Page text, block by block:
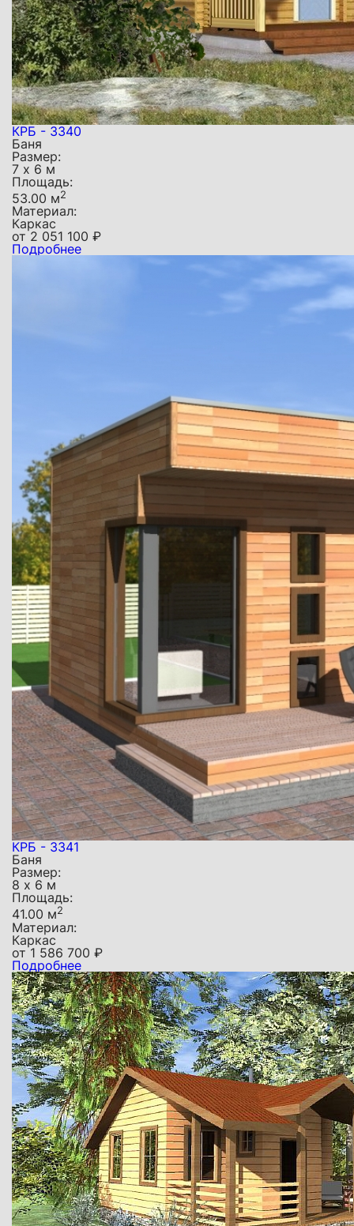
КРБ - 3340
Баня
Размер:
7 х 6 м
Площадь:
53.00 м2
Материал:
Каркас
от2 051 100 ₽
Подробнее
КРБ - 3341
Баня
Размер:
8 х 6 м
Площадь:
41.00 м2
Материал:
Каркас
от1 586 700 ₽
Подробнее